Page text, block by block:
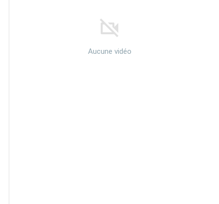
Aucune vidéo